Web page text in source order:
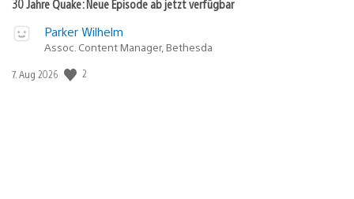
30 Jahre Quake: Neue Episode ab jetzt verfügbar
Parker Wilhelm
Assoc. Content Manager, Bethesda
Veröffentlichungsdatum:
7. Aug 2026 2